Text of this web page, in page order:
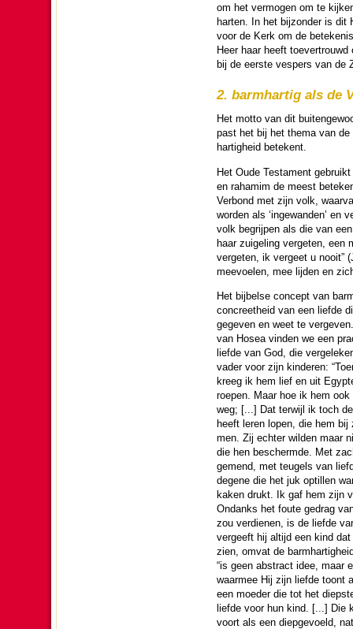
om het vermogen om te
harten. In het bij­zon­der is dit
voor de Kerk om de
Heer haar heeft
bij de eerste vespers van de
2. barm­har­tig als de
Het motto van dit
past het bij het thema van
har­tig­heid betekent.
Het Oude Testa­ment
en rahamim de meest
Verbond met zijn volk,
wor­den als ‘ingewan­den’
volk begrijpen als die van
haar zuigeling vergeten, een
vergeten, ik vergeet u nooit”
meevoelen, mee lij­den en
Het bijbelse concept van
concreet­heid van een liefde
gegeven en weet te
van Hosea vin­den we een
liefde van God, die
vader voor zijn kin­de­ren:
kreeg ik hem lief en uit
roe­pen. Maar hoe ik hem
weg; [...] Dat terwijl ik toch
heeft leren lopen, die hem
men. Zij echter wil­den maar
die hen beschermde. Met
gemend, met teugels van
degene die het juk optillen
kaken drukt. Ik gaf hem zijn
Ondanks het foute gedrag
zou verdienen, is de liefde
vergeeft hij altijd een kind
zien, omvat de
“is geen abstract idee, maar
waar­mee Hij zijn liefde toont
een moe­der die tot het
liefde voor hun kind. [...] Die
voort als een diep­ge­voeld,